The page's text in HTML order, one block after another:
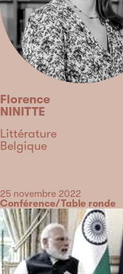
Florence
NINITTE
Discipline
Littérature
Pays
Belgique
Date
25 novembre 2022
Catégorie
Conférence/Table ronde